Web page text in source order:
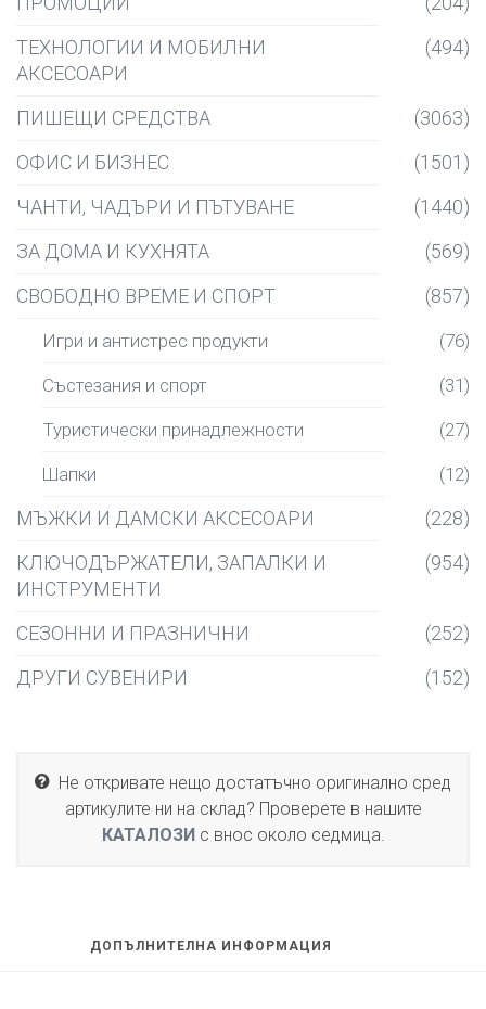
ТЕХНОЛОГИИ И МОБИЛНИ
АКСЕСОАРИ
(494)
ПИШЕЩИ СРЕДСТВА
(3063)
ОФИС И БИЗНЕС
(1501)
ЧАНТИ, ЧАДЪРИ И ПЪТУВАНЕ
(1440)
ЗА ДОМА И КУХНЯТА
(569)
СВОБОДНО ВРЕМЕ И СПОРТ
(857)
Игри и антистрес продукти (76)
Състезания и спорт (31)
Туристически принадлежности (27)
Шапки (12)
МЪЖКИ И ДАМСКИ АКСЕСОАРИ
(228)
КЛЮЧОДЪРЖАТЕЛИ, ЗАПАЛКИ И
ИНСТРУМЕНТИ
(954)
СЕЗОННИ И ПРАЗНИЧНИ
(252)
ДРУГИ СУВЕНИРИ
(152)
Не откривате нещо достатъчно оригинално сред
артикулите ни на склад? Проверете в нашите
КАТАЛОЗИ с внос около седмица.
ДОПЪЛНИТЕЛНА ИНФОРМАЦИЯ